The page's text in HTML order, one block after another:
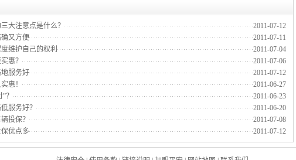
大注意点是什么？
2011-07-12
又方便
2011-07-11
维护自己的权利
2011-07-04
惠？
2011-07-06
服务好
2011-07-12
惠！
2011-06-27
？
2011-06-23
服务好？
2011-06-20
投保？
2011-07-08
优点多
2011-07-12